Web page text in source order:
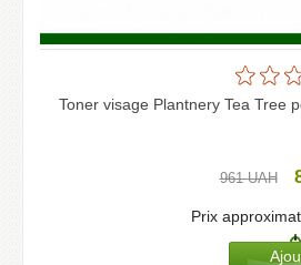
Toner visage Plantnery Tea Tree
961UAH
Prix